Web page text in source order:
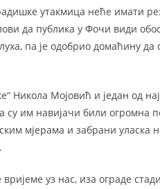
утакмица неће имати
да публика у Фочи види
па је одобрио домаћину
Никола Мојовић и један од
су им навијачи били огромна
мјерама и забрани уласка
уз нас, иза ограде